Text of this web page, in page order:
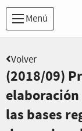
Menú
Volver
(2018/09)
las bases